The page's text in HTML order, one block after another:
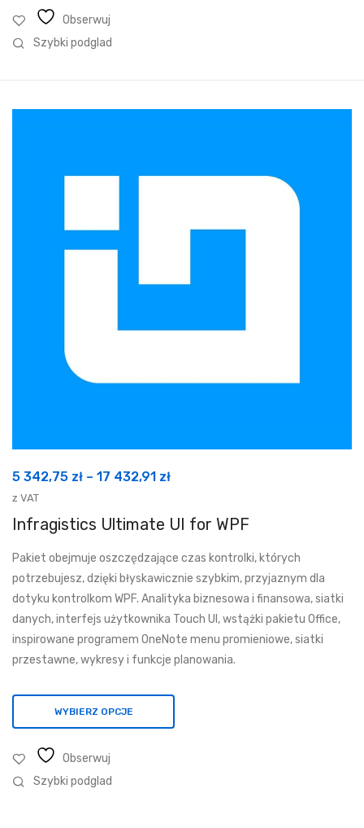
Obserwuj
Szybki podglad
5 342,75 zł – 17 432,91 złZakres
od
342,75 zł
do
17
432,91 zł
z VAT
Infragistics Ultimate UI for WPF
Pakiet obejmuje oszczędzające czas kontrolki, których
potrzebujesz, dzięki błyskawicznie szybkim, przyjaznym dla
dotyku kontrolkom WPF. Analityka biznesowa i finansowa, siatki
danych, interfejs użytkownika Touch UI, wstążki pakietu Office,
inspirowane programem OneNote menu promieniowe, siatki
przestawne, wykresy i funkcje planowania.
WYBIERZ OPCJE
Obserwuj
Szybki podglad